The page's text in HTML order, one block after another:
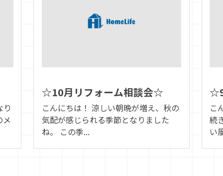
☆10月リフォーム相談会☆
こんにちは！ 涼しい朝晩が増え、秋の
気配が感じられる季節となりました
ね。 この季...
こ
続
い